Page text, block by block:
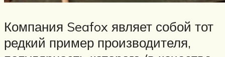
Компания Seafox являет собой тот
редкий пример производителя,